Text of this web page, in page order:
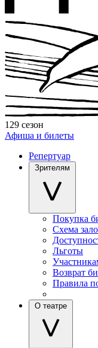
129 сезон
Афиша и билеты
Репертуар
Зрителям
Покупка
Схема
Льготы
Возврат
Правила
О театре